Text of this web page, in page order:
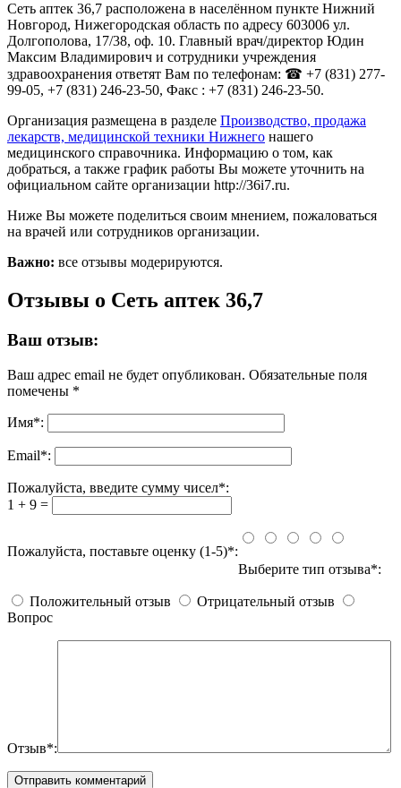
Сеть аптек 36,7 расположена в населённом пункте Нижний
Новгород, Нижегородская область по адресу 603006 ул.
Долгополова, 17/38, оф. 10. Главный врач/директор Юдин
Максим Владимирович и сотрудники учреждения
здравоохранения ответят Вам по телефонам: ☎ +7 (831) 277-
99-05, +7 (831) 246-23-50, Факс : +7 (831) 246-23-50.
Организация размещена в разделе Производство, продажа
лекарств, медицинской техники Нижнего нашего
медицинского справочника. Информацию о том, как
добраться, а также график работы Вы можете уточнить на
официальном сайте организации http://36i7.ru.
Ниже Вы можете поделиться своим мнением, пожаловаться
на врачей или сотрудников организации.
Важно: все отзывы модерируются.
Отзывы о Сеть аптек 36,7
Ваш отзыв:
Ваш адрес email не будет опубликован. Обязательные поля
помечены *
Имя*:
Email*:
Пожалуйста, введите сумму чисел*:
1 + 9 =
Пожалуйста, поставьте оценку (1-5)*:
Выберите тип отзыва*:
Положительный отзыв
Отрицательный отзыв
Вопрос
Отзыв*: